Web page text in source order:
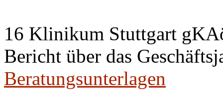
16 Klinikum Stuttgart
Bericht über das
Beratungsunterlagen